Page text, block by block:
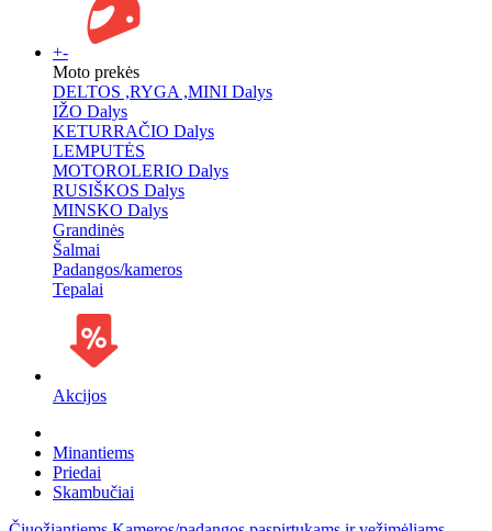
+-
Moto prekės
DELTOS ,RYGA ,MINI Dalys
IŽO Dalys
KETURRAČIO Dalys
LEMPUTĖS
MOTOROLERIO Dalys
RUSIŠKOS Dalys
MINSKO Dalys
Grandinės
Šalmai
Padangos/kameros
Tepalai
Akcijos
Minantiems
Priedai
Skambučiai